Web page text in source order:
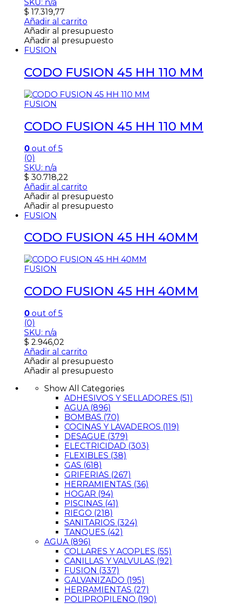
SKU: n/a
$ 17.319,77
Añadir al carrito
Añadir al presupuesto
Añadir al presupuesto
FUSION
CODO FUSION 45 HH 110 MM
FUSION
CODO FUSION 45 HH 110 MM
0 out of 5
(0)
SKU: n/a
$ 30.718,22
Añadir al carrito
Añadir al presupuesto
Añadir al presupuesto
FUSION
CODO FUSION 45 HH 40MM
FUSION
CODO FUSION 45 HH 40MM
0 out of 5
(0)
SKU: n/a
$ 2.946,02
Añadir al carrito
Añadir al presupuesto
Añadir al presupuesto
Show All Categories
ADHESIVOS Y SELLADORES (51)
AGUA (896)
BOMBAS (70)
COCINAS Y LAVADEROS (119)
DESAGUE (379)
ELECTRICIDAD (303)
FLEXIBLES (38)
GAS (618)
GRIFERIAS (267)
HERRAMIENTAS (36)
HOGAR (94)
PISCINAS (41)
RIEGO (218)
SANITARIOS (324)
TANQUES (42)
AGUA (896)
COLLARES Y ACOPLES (55)
CANILLAS Y VALVULAS (92)
FUSION (337)
GALVANIZADO (195)
HERRAMIENTAS (27)
POLIPROPILENO (190)